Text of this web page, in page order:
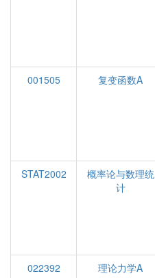
001505
复变函数A
STAT2002
概率论与数理统
计
022392
理论力学A